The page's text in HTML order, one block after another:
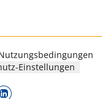
Einstellungen